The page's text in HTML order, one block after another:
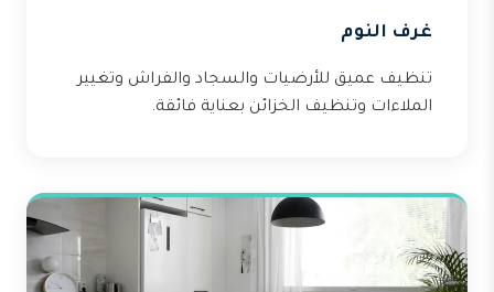
غرف النوم
تنظيف عميق للأرضيات والسجاد والفراش وتغيير
الملاءات وتنظيف الخزائن بعناية فائقة.